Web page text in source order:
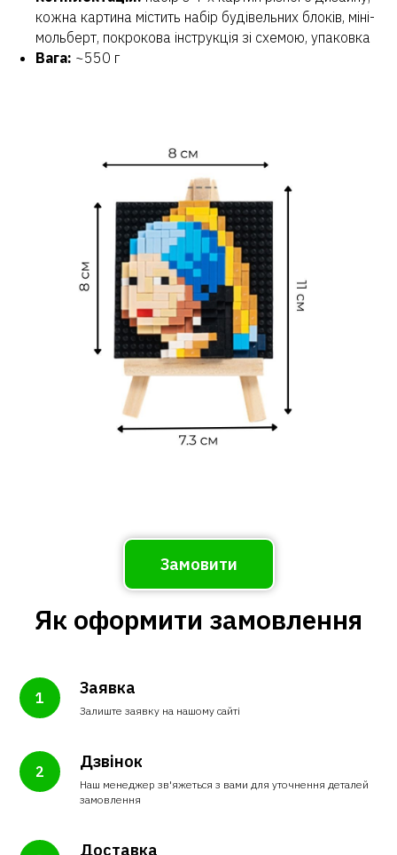
кожна картина містить набір будівельних блоків, міні-
мольберт, покрокова інструкція зі схемою, упаковка
Вага: ~550 г
Замовити
Як оформити замовлення
Заявка
Залиште заявку на нашому сайті
Дзвінок
Наш менеджер зв'яжеться з вами для уточнення деталей
замовлення
Доставка